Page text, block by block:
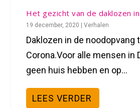
Het gezicht van de daklozen
19 december, 2020 |Verhalen
Daklozen in de noodopvang
Corona.Voor alle mensen in
geen huis hebben en op...
LEES VERDER